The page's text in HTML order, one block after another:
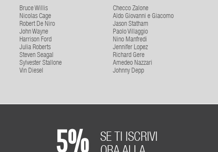
Bruce Willis
Checco Zalone
Nicolas Cage
Aldo Giovanni e Giacomo
Robert De Niro
Jason Statham
John Wayne
Paolo Villaggio
Harrison Ford
Nino Manfredi
Julia Roberts
Jennifer Lopez
Steven Seagal
Richard Gere
Sylvester Stallone
Amedeo Nazzari
Vin Diesel
Johnny Depp
5%
SE TI ISCRIVI